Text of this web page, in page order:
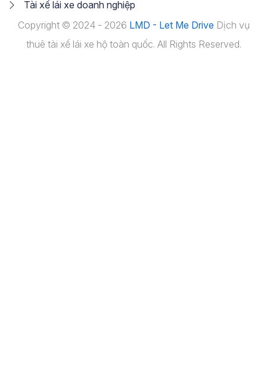
Tài xế lái xe doanh nghiệp
Copyright © 2024 - 2026 LMD - Let Me Drive Dịch vụ
thuê tài xế lái xe hộ toàn quốc. All Rights Reserved.